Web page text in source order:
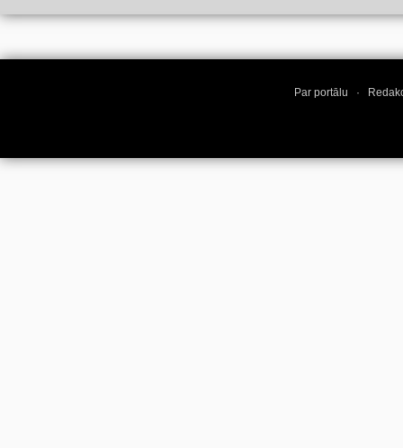
Par portālu ·